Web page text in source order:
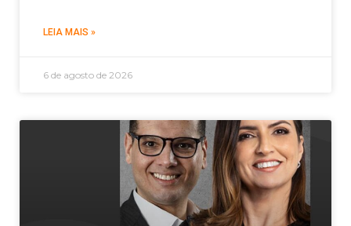
LEIA MAIS »
6 de agosto de 2026